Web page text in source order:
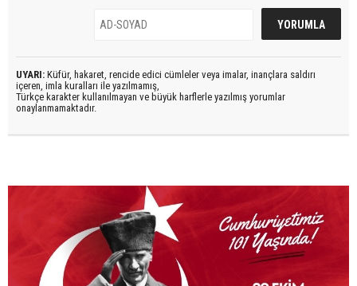
UYARI: Küfür, hakaret, rencide edici cümleler veya imalar, inançlara saldırı
içeren, imla kuralları ile yazılmamış,
Türkçe karakter kullanılmayan ve büyük harflerle yazılmış yorumlar
onaylanmamaktadır.